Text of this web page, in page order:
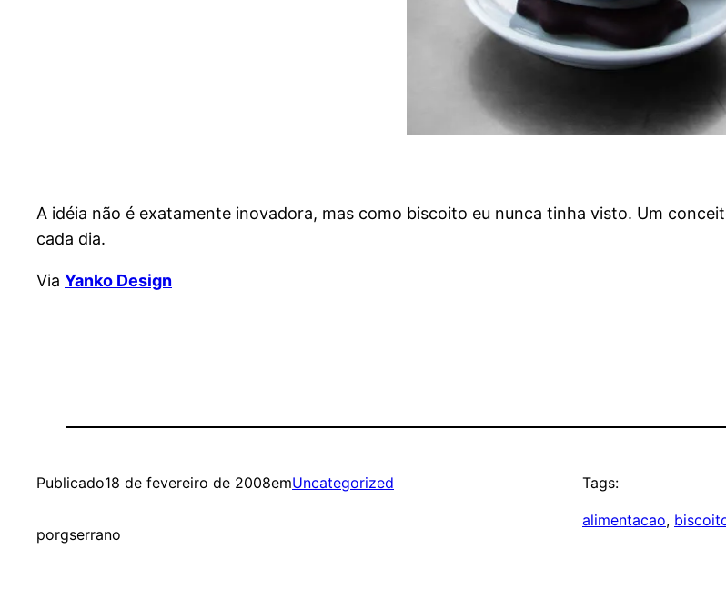
A idéia não é exatamente inovadora, mas como biscoito eu nunca tinha visto. Um
cada dia.
Via Yanko Design
Publicado18 de fevereiro de 2008emUncategorized
porgserrano
Tags:
alimentacao,